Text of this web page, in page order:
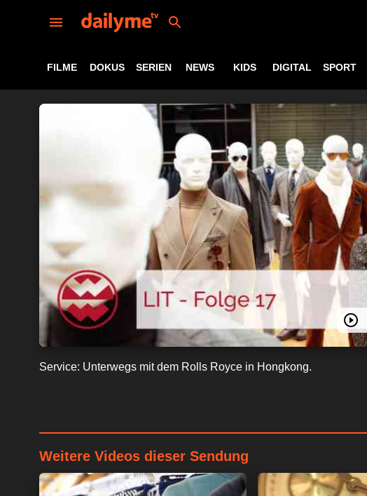
FILME DOKUS SERIEN NEWS KIDS DIGITAL SPORT
Service: Unterwegs mit dem Rolls Royce in Hongkong.
Weitere Videos dieser Sendung